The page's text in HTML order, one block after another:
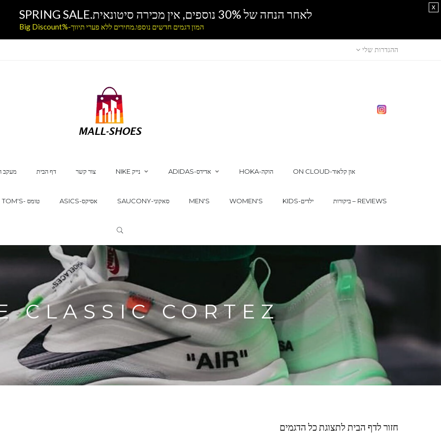
ההגדרות שלי
מעקב דף הבית צור קשר NIKE נייק ADIDAS-אדידס HOKA-הוקה ON CLOUD-און קלאוד
TOM'S- טומס ASICS-אסיקס SAUCONY-סאקוני MEN'S WOMEN'S KIDS-ילדים ביקורות – REVIEWS
CLASSIC CORTEZ
חזור לדף הבית לתצוגת כל הדגמים
לאחר הנחה של 30% נוספים, אין מכירה סיטונאית.SPRING SALE
המון דגמים חדשים נוספו.מחירים ללא פערי תיווך-%Big Discount
x